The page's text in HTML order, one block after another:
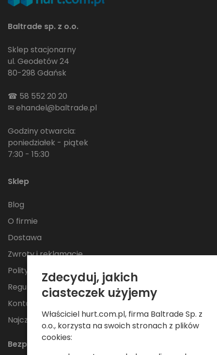
Baltrade sp. z o.o.
Sklep stacjonarny
ul. Geodetów 24
80-298 Gdańsk
☎ 58 552 20 20
✉ehandel@baltrade.pl
Godziny otwarcia:
poniedziałek - piątek
7:30 - 15:30
Sklep
Blog
O firmie
Dostawa
Zwroty i reklamacje
Polityka Prywatności
Regulamin
Kontakt
Najczęściej zadawane pytania
Bezpieczne płatności
Zdecyduj, jakich
ciasteczek użyjemy
Właściciel hurt.com.pl, firma Baltrade Sp. z
o.o., korzysta na swoich stronach z plików
cookies: